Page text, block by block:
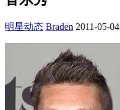
明星动态 Braden 2011-05-04